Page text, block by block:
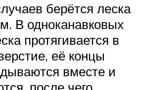
берётся леска
В одноканавковых
протягивается в
её концы
вместе и